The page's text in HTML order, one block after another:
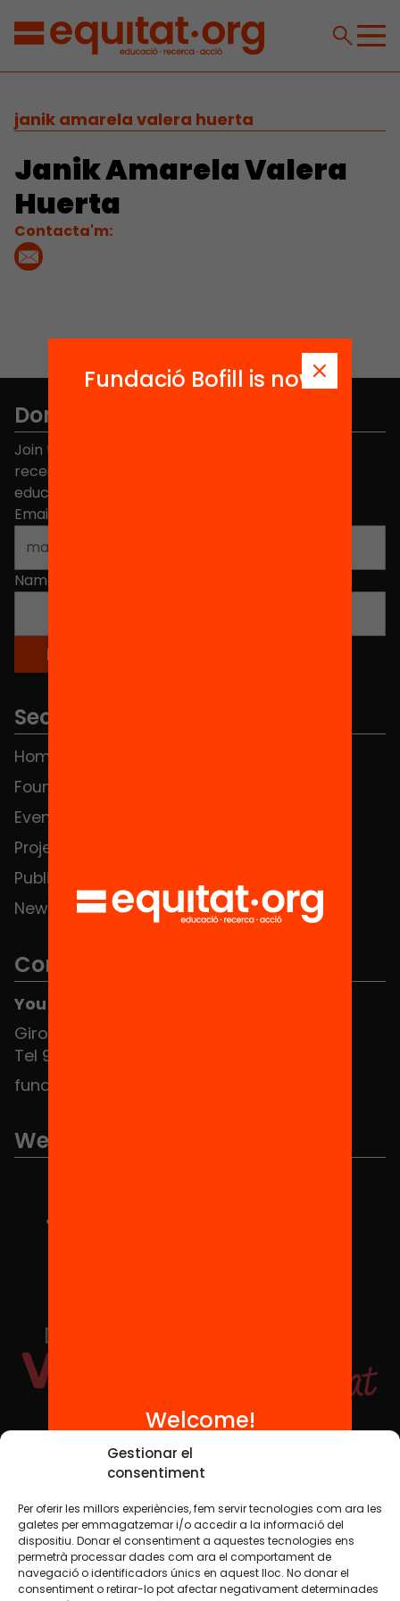
Gestionar el
consentiment
Per oferir les millors experiències, fem servir tecnologies com ara les
galetes per emmagatzemar i/o accedir a la informació del
dispositiu. Donar el consentiment a aquestes tecnologies ens
permetrà processar dades com ara el comportament de
navegació o identificadors únics en aquest lloc. No donar el
consentiment o retirar-lo pot afectar negativament determinades
janik amarela valera huerta
Janik Amarela Valera
Huerta
Contacta'm:
Don't miss anything.
Join the more than 40,000 people who already
receive news about initiatives and projects for
educational change in Catalonia.
Email address
Name
Sections
Home
Foundation
Events
Projects
Publications and videos
News
Contact
You can find us at the Social HUB
Girona 34, interior 08010 Barcelona
Tel 934 588 700
fundacio@equitat.org
We are part of...
Social Media
TW YTB IG FB IN
Legal NoticeCookie Policy
Fundació Bofill is now
Welcome!